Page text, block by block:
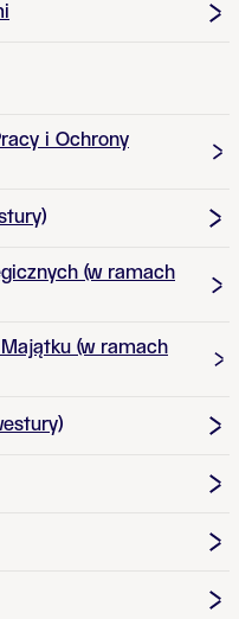
i Ochrony
(w ramach
(w ramach